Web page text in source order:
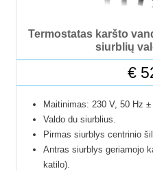
Termostatas karšto
siurblių
€
Maitinimas: 230 V, 50 Hz ±
Valdo du siurblius.
Pirmas siurblys centrinio
Antras siurblys geriamojo
katilo).